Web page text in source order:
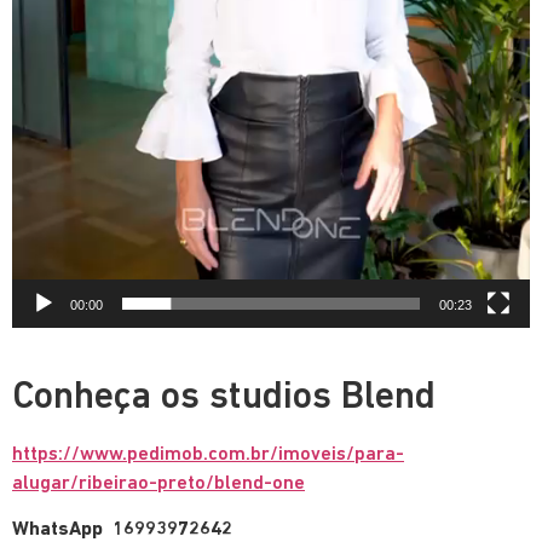
00:00 00:23
Conheça os studios Blend
https://www.pedimob.com.br/imoveis/para-
alugar/ribeirao-preto/blend-one
WhatsApp 16993972642